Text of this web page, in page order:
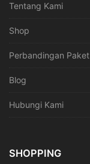
Tentang Kami
Shop
Perbandingan Paket
Blog
Hubungi Kami
SHOPPING